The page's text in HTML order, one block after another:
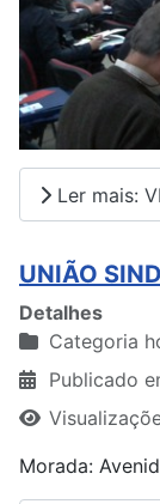
Ler mais:
UNIÃO
Detalhes
Categoria
Publicado
Morada: